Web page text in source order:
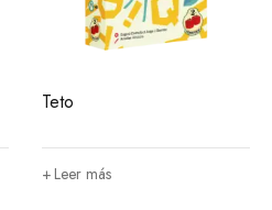
Teto
Leer más